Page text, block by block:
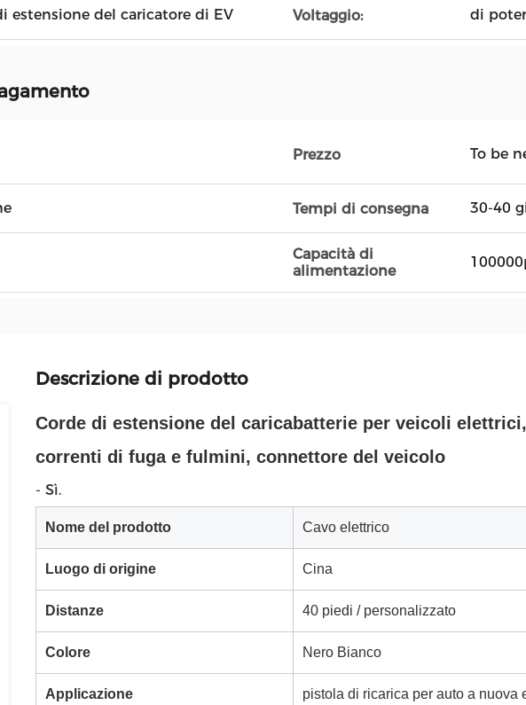
estensione del caricatore di EV Voltaggio: di
Prezzo To be
Tempi di consegna 30-40
Capacità di
alimentazione
Descrizione di prodotto
Corde di estensione del caricabatterie per veicoli
correnti di fuga e fulmini, connettore del veicolo
- Sì.
Nome del prodotto Cavo elettrico
Luogo di origine Cina
Distanze 40 piedi / personalizzato
Colore Nero Bianco
Applicazione pistola di ricarica per auto a nuova